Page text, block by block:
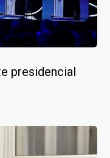
presidencial